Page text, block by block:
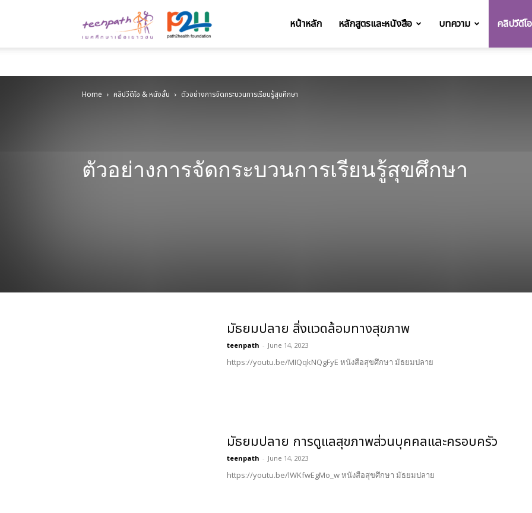
เพื่อ
หน้าหลัก หลักสูตรและหนังสือ บทความ คลิปวีดี
Home คลิปวีดีโอ & หนังสั้น ตัวอย่างการจัดกระบวนการเรียนรู้สุขศึกษา
ตัวอย่างการจัดกระบวนการเรียนรู้สุขศึกษา
มัธยมปลาย สิ่งแวดล้อมทางสุขภาพ
teenpath - June 14, 2023
https://youtu.be/MIQqkNQgFyE หนังสือสุขศึกษา มัธยมปลาย
มัธยมปลาย การดูแลสุขภาพส่วนบุคคลและครอบครัว
teenpath - June 14, 2023
https://youtu.be/lWKfwEgMo_w หนังสือสุขศึกษา มัธยมปลาย